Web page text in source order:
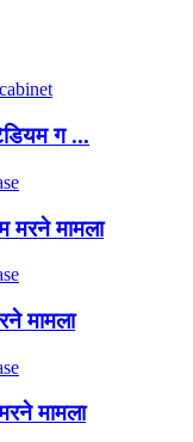
ग ...
मरने मामला
मामला
मामला